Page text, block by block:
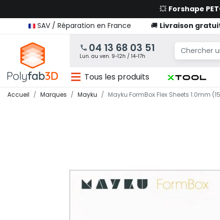
💥 Forshape
SAV / Réparation en France
🚚 Livraison
04 13 68 03 51
Lun. au ven. 9-12h / 14-17h
Tous les produits
Accueil Marques Mayku Mayku FormBox Flex Sheets 1.0mm